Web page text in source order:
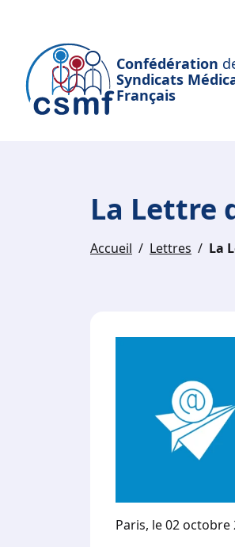
Confédération
Syndicats
Français
La Lettre
Accueil Lettres La
Paris, le 02 octobre